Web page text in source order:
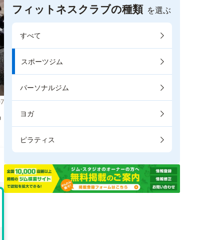
フィットネスクラブの種類 を選ぶ
すべて
スポーツジム
パーソナルジム
ヨガ
ピラティス